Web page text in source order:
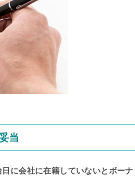
当
日に会社に在籍していないとボーナ